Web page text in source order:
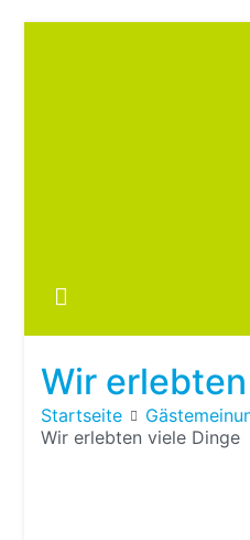
Wir
Startseite
Wir erlebten viele Dinge